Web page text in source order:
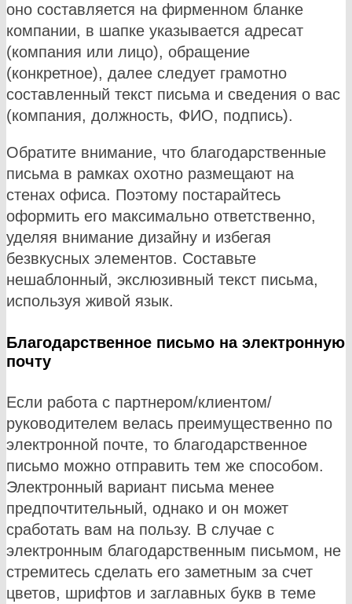
оно составляется на фирменном бланке
компании, в шапке указывается адресат
(компания или лицо), обращение
(конкретное), далее следует грамотно
составленный текст письма и сведения о вас
(компания, должность, ФИО, подпись).
Обратите внимание, что благодарственные
письма в рамках охотно размещают на
стенах офиса. Поэтому постарайтесь
оформить его максимально ответственно,
уделяя внимание дизайну и избегая
безвкусных элементов. Составьте
нешаблонный, экслюзивный текст письма,
используя живой язык.
Благодарственное письмо на электронную
почту
Если работа с партнером/клиентом/
руководителем велась преимущественно по
электронной почте, то благодарственное
письмо можно отправить тем же способом.
Электронный вариант письма менее
предпочтительный, однако и он может
сработать вам на пользу. В случае с
электронным благодарственным письмом, не
стремитесь сделать его заметным за счет
цветов, шрифтов и заглавных букв в теме